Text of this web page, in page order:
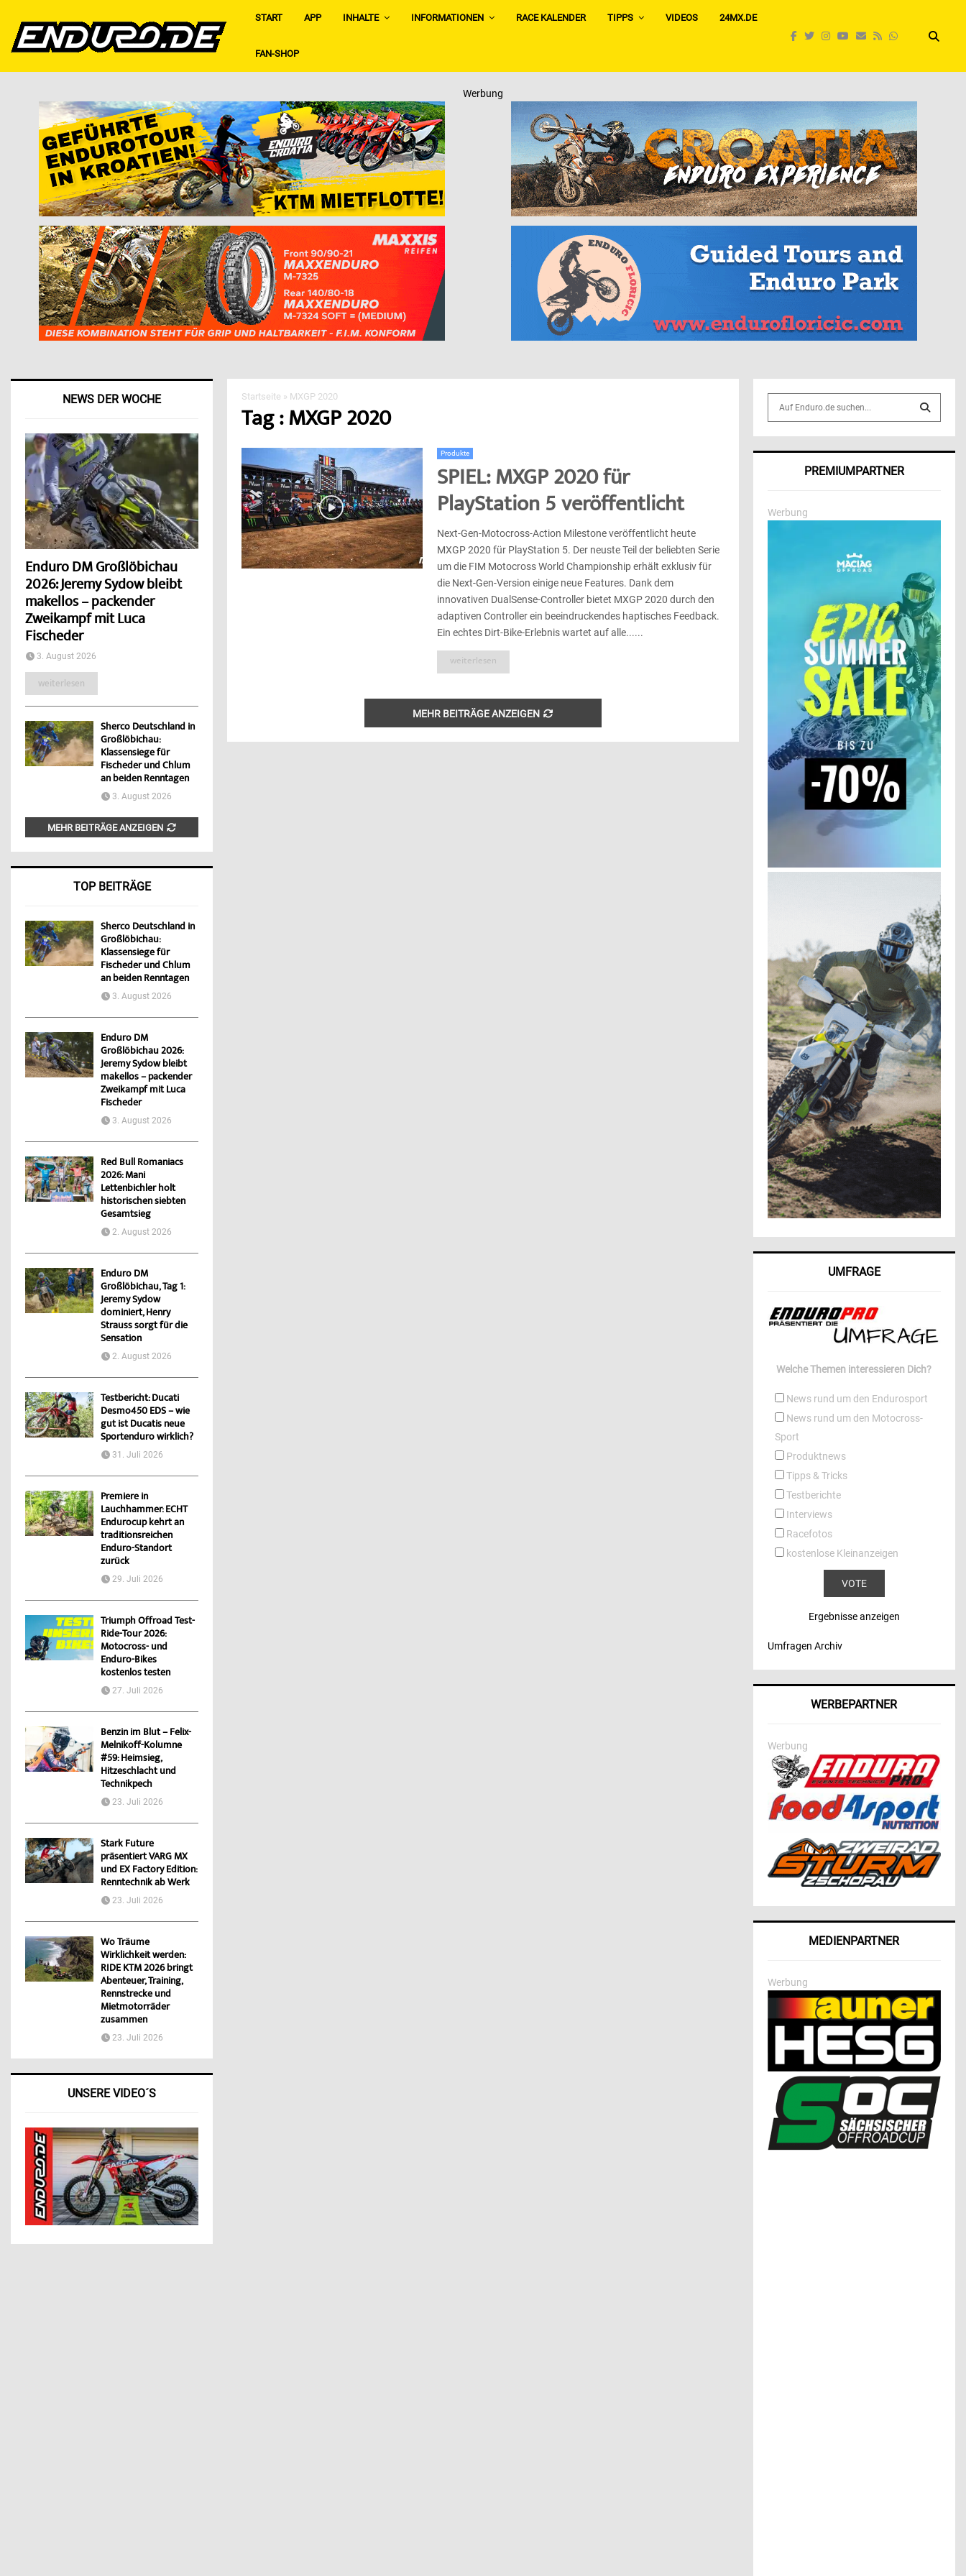
START APP INHALTE INFORMATIONEN RACE KALENDER TIPPS VIDEOS 24MX.DE
FAN-SHOP
Werbung
Startseite » MXGP 2020
Tag : MXGP 2020
Produkte
SPIEL: MXGP 2020 für
PlayStation 5 veröffentlicht
Next-Gen-Motocross-Action Milestone veröffentlicht heute
MXGP 2020 für PlayStation 5. Der neuste Teil der beliebten Serie
um die FIM Motocross World Championship erhält exklusiv für
die Next-Gen-Version einige neue Features. Dank dem
innovativen DualSense-Controller bietet MXGP 2020 durch den
adaptiven Controller ein beeindruckendes haptisches Feedback.
Ein echtes Dirt-Bike-Erlebnis wartet auf alle......
weiterlesen
MEHR BEITRÄGE ANZEIGEN
NEWS DER WOCHE
Enduro DM Großlöbichau
2026: Jeremy Sydow bleibt
makellos – packender
Zweikampf mit Luca
Fischeder
3. August 2026
weiterlesen
Sherco Deutschland in
Großlöbichau:
Klassensiege für
Fischeder und Chlum
an beiden Renntagen
3. August 2026
MEHR BEITRÄGE ANZEIGEN
TOP BEITRÄGE
Sherco Deutschland in
Großlöbichau:
Klassensiege für
Fischeder und Chlum
an beiden Renntagen
3. August 2026
Enduro DM
Großlöbichau 2026:
Jeremy Sydow bleibt
makellos – packender
Zweikampf mit Luca
Fischeder
3. August 2026
Red Bull Romaniacs
2026: Mani
Lettenbichler holt
historischen siebten
Gesamtsieg
2. August 2026
Enduro DM
Großlöbichau, Tag 1:
Jeremy Sydow
dominiert, Henry
Strauss sorgt für die
Sensation
2. August 2026
Testbericht: Ducati
Desmo450 EDS – wie
gut ist Ducatis neue
Sportenduro wirklich?
31. Juli 2026
Premiere in
Lauchhammer: ECHT
Endurocup kehrt an
traditionsreichen
Enduro-Standort
zurück
29. Juli 2026
Triumph Offroad Test-
Ride-Tour 2026:
Motocross- und
Enduro-Bikes
kostenlos testen
27. Juli 2026
Benzin im Blut – Felix-
Melnikoff-Kolumne
#59: Heimsieg,
Hitzeschlacht und
Technikpech
23. Juli 2026
Stark Future
präsentiert VARG MX
und EX Factory Edition:
Renntechnik ab Werk
23. Juli 2026
Wo Träume
Wirklichkeit werden:
RIDE KTM 2026 bringt
Abenteuer, Training,
Rennstrecke und
Mietmotorräder
zusammen
23. Juli 2026
UNSERE VIDEO´S
o
r
S
R
H
PREMIUMPARTNER
Werbung
UMFRAGE
Welche Themen interessieren Dich?
News rund um den Endurosport
News rund um den Motocross-
Sport
Produktnews
Tipps & Tricks
Testberichte
Interviews
Racefotos
kostenlose Kleinanzeigen
Ergebnisse anzeigen
Umfragen Archiv
WERBEPARTNER
Werbung
MEDIENPARTNER
Werbung